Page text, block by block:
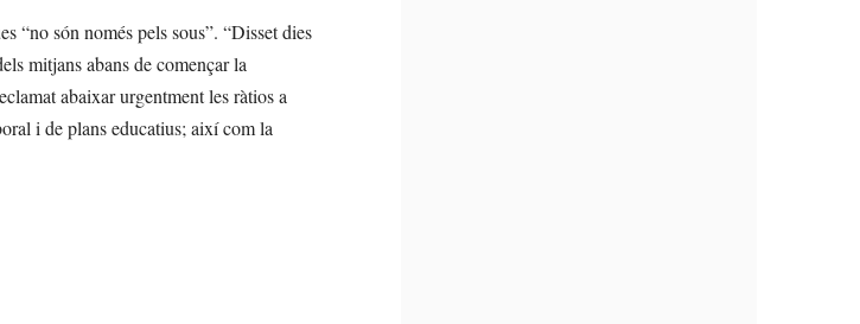
“no són només pels sous”. “Disset dies
mitjans abans de començar la
abaixar urgentment les ràtios a
i de plans educatius; així com la